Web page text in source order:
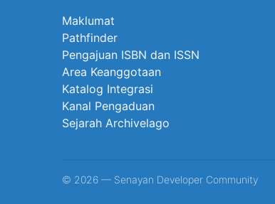
Maklumat
Pathfinder
Pengajuan ISBN dan ISSN
Area Keanggotaan
Katalog Integrasi
Kanal Pengaduan
Sejarah Archivelago
© 2026 — Senayan Developer Community